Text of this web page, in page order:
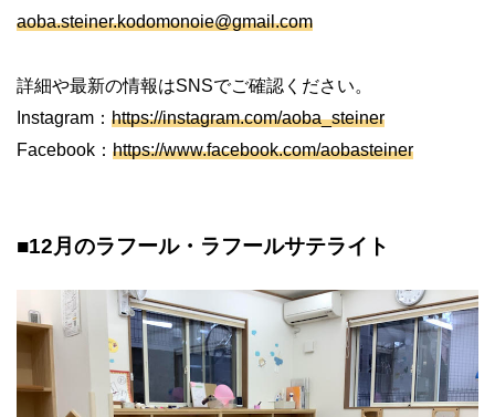
aoba.steiner.kodomonoie@gmail.com
詳細や最新の情報はSNSでご確認ください。
Instagram： https://instagram.com/aoba_steiner
Facebook： https://www.facebook.com/aobasteiner
■12月のラフール・ラフールサテライト